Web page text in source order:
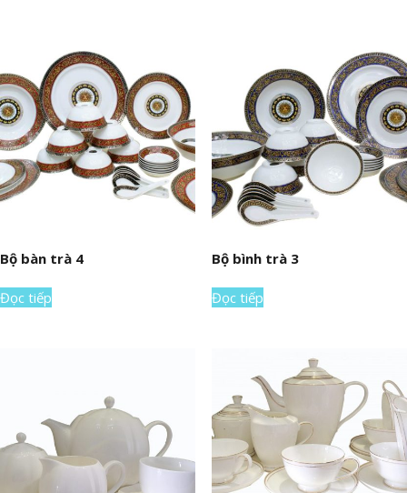
Bộ bàn trà 4
Đọc tiếp
Bộ bình trà 3
Đọc tiếp